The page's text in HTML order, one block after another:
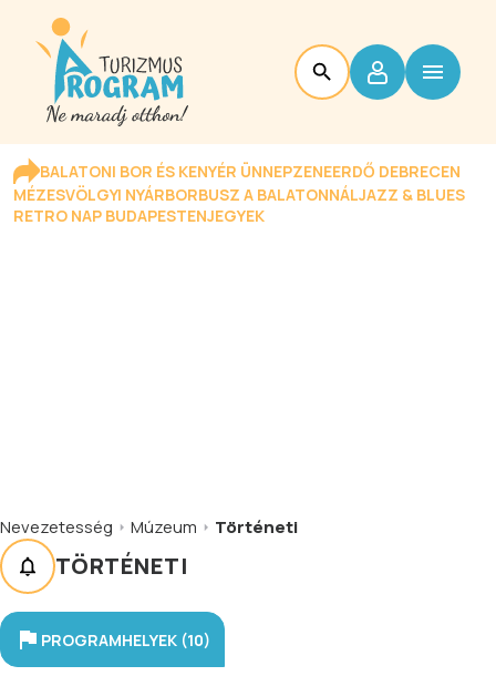
BALATONI BOR ÉS KENYÉR ÜNNEPZENEERDŐ DEBRECEN
MÉZESVÖLGYI NYÁRBORBUSZ A BALATONNÁLJAZZ & BLUES
RETRO NAP BUDAPESTENJEGYEK
Nevezetesség Múzeum Történeti
TÖRTÉNETI
PROGRAMHELYEK (10)